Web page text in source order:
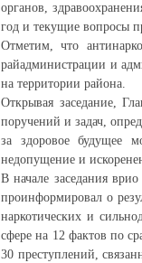
органов,
год и текущие вопросы
Отметим, что
райадминистрации и
на территории района.
Открывая заседание,
поручений и задач,
за здоровое будущее
недопущение и
В начале заседания
проинформировал о
наркотических и
сфере на 12 фактов по
30 преступлений,